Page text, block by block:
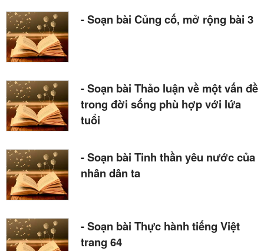
- Soạn bài Củng cố, mở rộng bài 3
- Soạn bài Thảo luận về một vấn đề
trong đời sống phù hợp với lứa
tuổi
- Soạn bài Tinh thần yêu nước của
nhân dân ta
- Soạn bài Thực hành tiếng Việt
trang 64